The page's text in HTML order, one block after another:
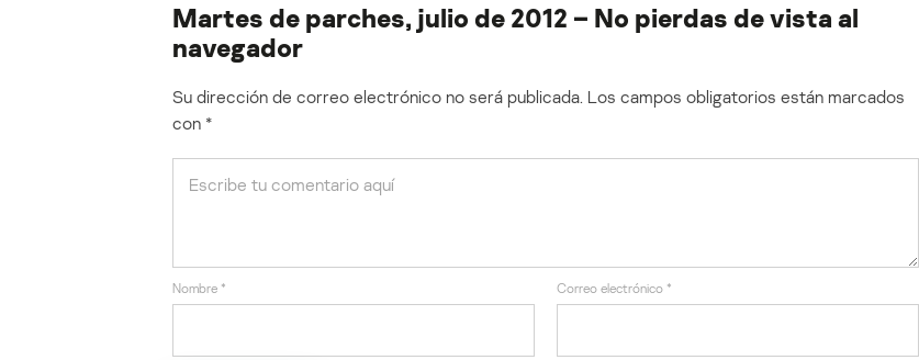
Martes de parches, julio de 2012 – No pierdas de vista al
navegador
Su dirección de correo electrónico no será publicada. Los campos obligatorios están marcados
con *
Nombre * Correo electrónico *